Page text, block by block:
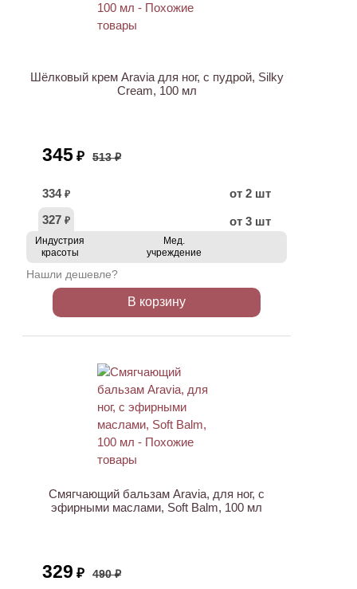
Шёлковый крем Aravia для ног, с пудрой, Silky
Cream, 100 мл
345 ₽ 513 ₽
334 ₽
от 2 шт
327 ₽ от 3 шт
Индустрия
красоты
Мед.
учреждение
Нашли дешевле?
В корзину
Смягчающий бальзам Aravia, для ног, с
эфирными маслами, Soft Balm, 100 мл
329 ₽ 490 ₽